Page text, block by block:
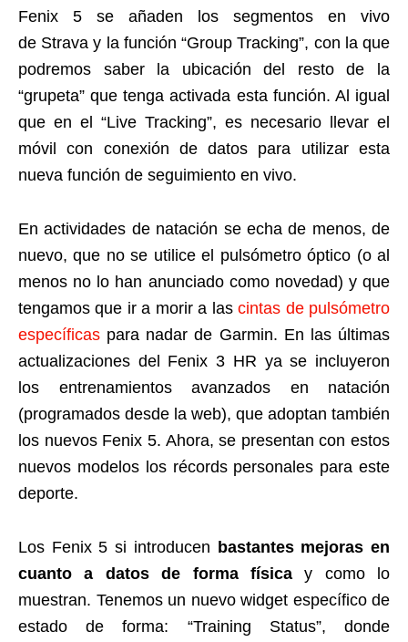
Fenix 5 se añaden los segmentos en vivo
de Strava y la función “Group Tracking”, con la que
podremos saber la ubicación del resto de la
“grupeta” que tenga activada esta función. Al igual
que en el “Live Tracking”, es necesario llevar el
móvil con conexión de datos para utilizar esta
nueva función de seguimiento en vivo.
En actividades de natación se echa de menos, de
nuevo, que no se utilice el pulsómetro óptico (o al
menos no lo han anunciado como novedad) y que
tengamos que ir a morir a lascintas de pulsómetro
específicas para nadar de Garmin. En las últimas
actualizaciones del Fenix 3 HR ya se incluyeron
los entrenamientos avanzados en natación
(programados desde la web), que adoptan también
los nuevos Fenix 5. Ahora, se presentan con estos
nuevos modelos los récords personales para este
deporte.
Los Fenix 5 si introducen bastantes mejoras en
cuanto a datos de forma físicay como lo
muestran. Tenemos un nuevo widget específico de
estado de forma: “Training Status”, donde